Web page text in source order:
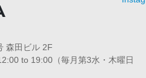
森田ビル 2F
to 19:00（毎月第3水・木曜日